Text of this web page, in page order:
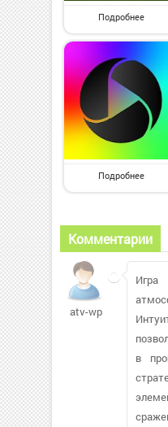
Подробнее
Подробнее
Комментарии
atv-wp
в